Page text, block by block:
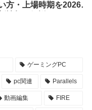
方・上場時期を2026年
ゲーミングPC
pc関連 Parallels
動画編集 FIRE